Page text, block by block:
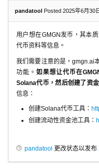
pandatool Posted 2025年6月30
用户想在GMGN发币，其本
代币资料等信息。
我们需要注意的是，gmgn.ai
功能。如果想让代币在
Solana代币，然后创建了资
信息：
创建Solana代币工具：
创建流动性资金池工具：
pandatool 更改状态以发布